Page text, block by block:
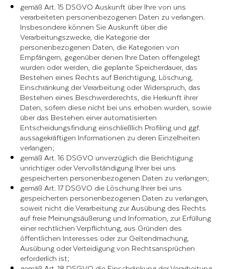
gemäß Art. 15 DSGVO Auskunft über Ihre von uns
verarbeiteten personenbezogenen Daten zu verlangen.
Insbesondere können Sie Auskunft über die
Verarbeitungszwecke, die Kategorie der
personenbezogenen Daten, die Kategorien von
Empfängern, gegenüber denen Ihre Daten offengelegt
wurden oder werden, die geplante Speicherdauer, das
Bestehen eines Rechts auf Berichtigung, Löschung,
Einschränkung der Verarbeitung oder Widerspruch, das
Bestehen eines Beschwerderechts, die Herkunft ihrer
Daten, sofern diese nicht bei uns erhoben wurden, sowie
über das Bestehen einer automatisierten
Entscheidungsfindung einschließlich Profiling und ggf.
aussagekräftigen Informationen zu deren Einzelheiten
verlangen;
gemäß Art. 16 DSGVO unverzüglich die Berichtigung
unrichtiger oder Vervollständigung Ihrer bei uns
gespeicherten personenbezogenen Daten zu verlangen;
gemäß Art. 17 DSGVO die Löschung Ihrer bei uns
gespeicherten personenbezogenen Daten zu verlangen,
soweit nicht die Verarbeitung zur Ausübung des Rechts
auf freie Meinungsäußerung und Information, zur Erfüllung
einer rechtlichen Verpflichtung, aus Gründen des
öffentlichen Interesses oder zur Geltendmachung,
Ausübung oder Verteidigung von Rechtsansprüchen
erforderlich ist;